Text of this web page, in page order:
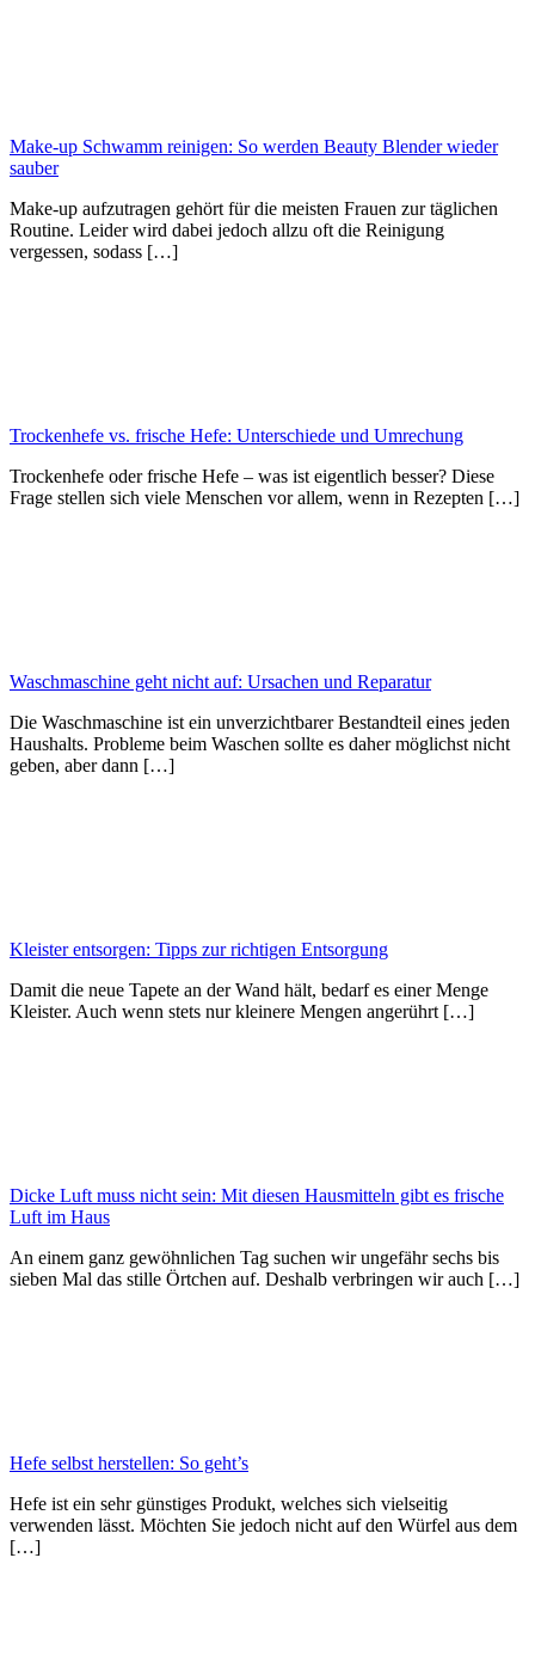
Make-up Schwamm reinigen: So werden Beauty Blender wieder
sauber
Make-up aufzutragen gehört für die meisten Frauen zur täglichen
Routine. Leider wird dabei jedoch allzu oft die Reinigung
vergessen, sodass […]
Trockenhefe vs. frische Hefe: Unterschiede und Umrechung
Trockenhefe oder frische Hefe – was ist eigentlich besser? Diese
Frage stellen sich viele Menschen vor allem, wenn in Rezepten […]
Waschmaschine geht nicht auf: Ursachen und Reparatur
Die Waschmaschine ist ein unverzichtbarer Bestandteil eines jeden
Haushalts. Probleme beim Waschen sollte es daher möglichst nicht
geben, aber dann […]
Kleister entsorgen: Tipps zur richtigen Entsorgung
Damit die neue Tapete an der Wand hält, bedarf es einer Menge
Kleister. Auch wenn stets nur kleinere Mengen angerührt […]
Dicke Luft muss nicht sein: Mit diesen Hausmitteln gibt es frische
Luft im Haus
An einem ganz gewöhnlichen Tag suchen wir ungefähr sechs bis
sieben Mal das stille Örtchen auf. Deshalb verbringen wir auch […]
Hefe selbst herstellen: So geht’s
Hefe ist ein sehr günstiges Produkt, welches sich vielseitig
verwenden lässt. Möchten Sie jedoch nicht auf den Würfel aus dem
[…]